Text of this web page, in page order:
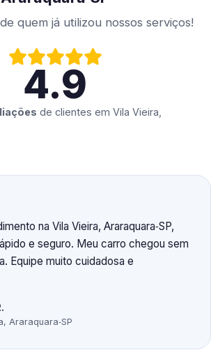
quem já utilizou nossos serviços!
4.9
de clientes em Vila Vieira,
na Vila Vieira, Araraquara‑SP,
e seguro. Meu carro chegou sem
Equipe muito cuidadosa e
Araraquara‑SP